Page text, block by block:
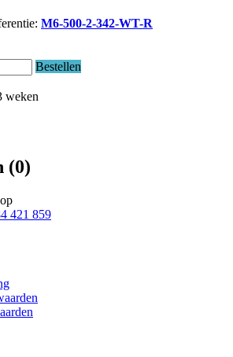
M6-500-2-342-WT-R
Bestellen
weken
(0)
421 859